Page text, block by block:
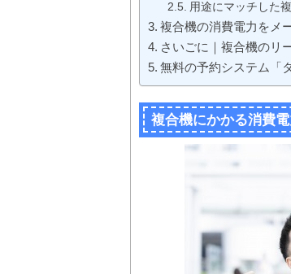
用途にマッチした
複合機の消費電力をメ
さいごに｜複合機のリ
無料の予約システム「
複合機にかかる消費